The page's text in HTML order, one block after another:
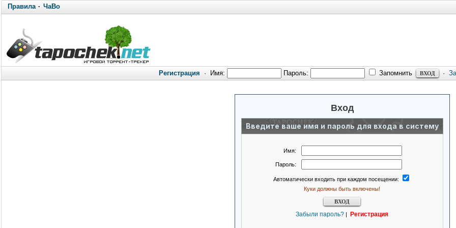
Правила· ЧаВо
Регистрация · Имя: Пароль: Запомнить ·
Вход
Введите ваше имя и пароль для входа в систему
Имя:
Пароль:
Автоматически входить при каждом посещении:
Куки должны быть включены!
Забыли пароль? | Регистрация